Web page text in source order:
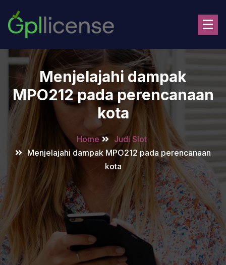
content
Menjelajahi dampak
MPO212 pada perencanaan
kota
Home
Judi Slot
Menjelajahi dampak MPO212 pada perencanaan
kota